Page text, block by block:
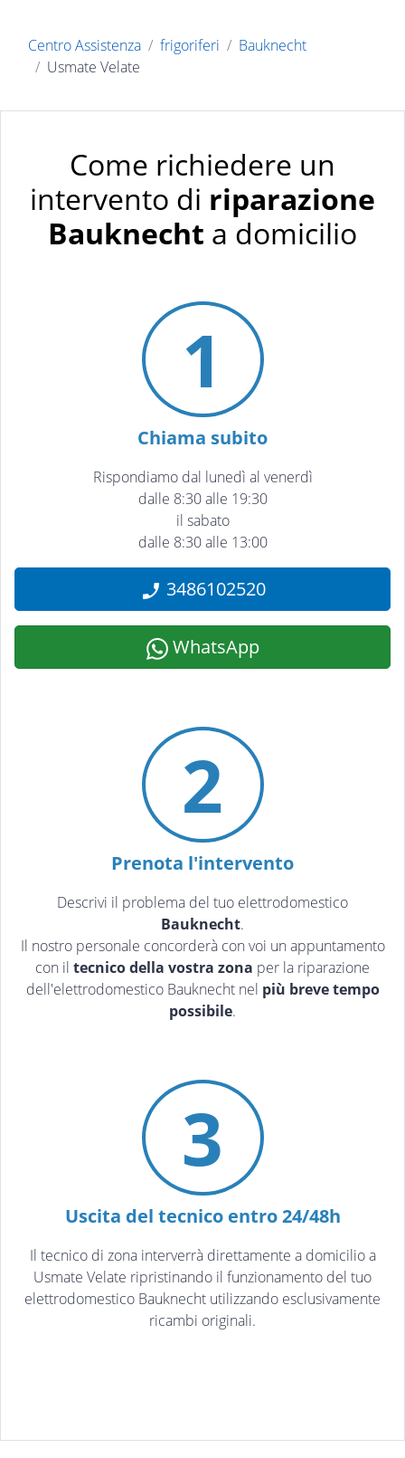
Centro Assistenza frigoriferi
Bauknecht
Usmate Velate
Come richiedere un
intervento di riparazione
Bauknecht a domicilio
1
Chiama subito
Rispondiamo dal lunedì al venerdì
dalle 8:30 alle 19:30
il sabato
dalle 8:30 alle 13:00
3486102520
WhatsApp
2
Prenota l'intervento
Descrivi il problema del tuo elettrodomestico
Bauknecht.
Il nostro personale concorderà con voi un appuntamento
con il tecnico della vostra zona per la riparazione
dell'elettrodomestico Bauknecht nel più breve tempo
possibile.
3
Uscita del tecnico entro 24/48h
Il tecnico di zona interverrà direttamente a domicilio a
Usmate Velate ripristinando il funzionamento del tuo
elettrodomestico Bauknecht utilizzando esclusivamente
ricambi originali.